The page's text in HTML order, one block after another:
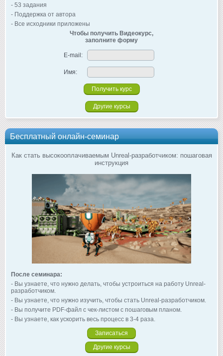
- 53 задания
- Поддержка от автора
- Все исходники приложены
Чтобы получить Видеокурс,
заполните форму
E-mail:
Имя:
Другие курсы
Бесплатный онлайн-семинар
Как стать высокооплачиваемым Unreal-разработчиком: пошаговая
инструкция
После семинара:
- Вы узнаете, что нужно делать, чтобы устроиться на работу Unreal-
разработчиком.
- Вы узнаете, что нужно изучить, чтобы стать Unreal-разработчиком.
- Вы получите PDF-файл с чек-листом с пошаговым планом.
- Вы узнаете, как ускорить весь процесс в 3-4 раза.
Записаться
Другие курсы